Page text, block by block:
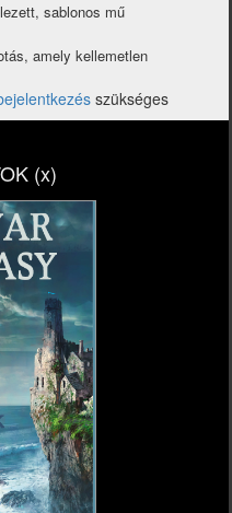
sablonos mű
amely kellemetlen
szükséges
(x)